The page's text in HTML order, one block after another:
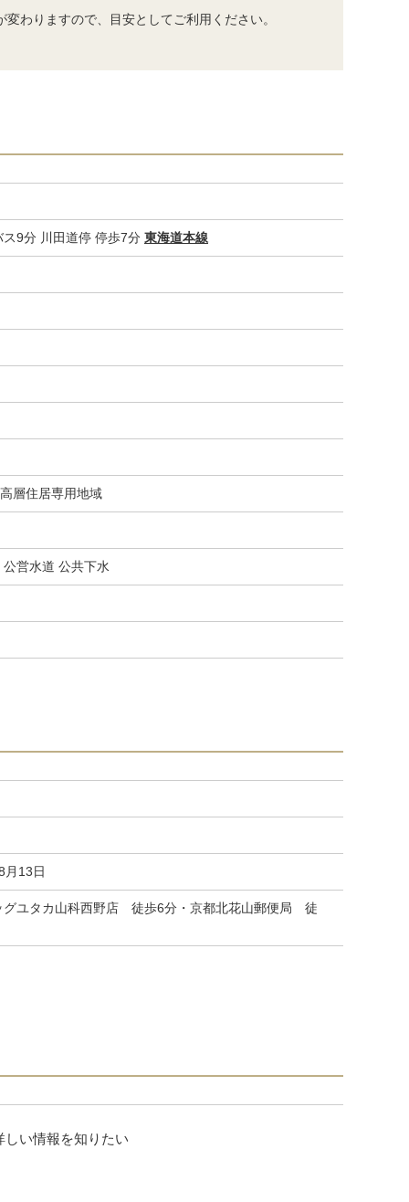
わりますので、目安としてご利用ください。
9分 川田道停 停歩7分 東海道本線
層住居専用地域
営水道 公共下水
月13日
ユタカ山科西野店 徒歩6分・京都北花山郵便局 徒
しい情報を知りたい